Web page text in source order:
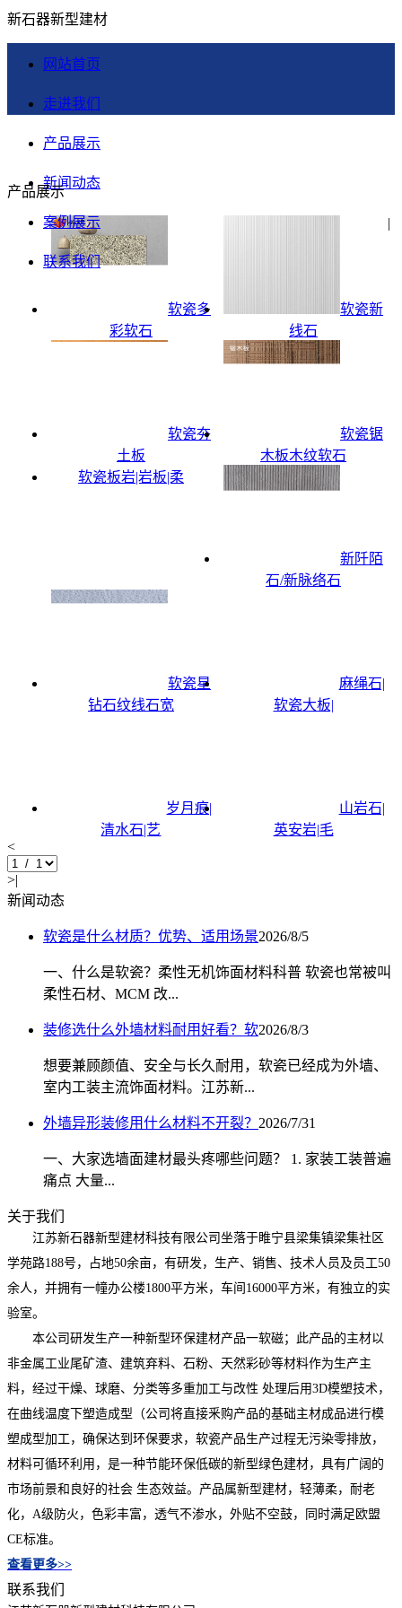
新石器新型建材
网站首页
走进我们
产品展示
新闻动态
案例展示
联系我们
产品展示
软瓷多
彩软石
软瓷新
线石
软瓷夯
土板
软瓷锯
木板木纹软石
软瓷板岩|岩板|柔
新阡陌
石/新脉络石
软瓷星
钻石纹线石宽
麻绳石|
软瓷大板|
岁月痕|
清水石|艺
山岩石|
英安岩|毛
|
<
>|
新闻动态
软瓷是什么材质？优势、适用场景2026/8/5
一、什么是软瓷？柔性无机饰面材料科普 软瓷也常被叫
柔性石材、MCM 改...
装修选什么外墙材料耐用好看？软2026/8/3
想要兼顾颜值、安全与长久耐用，软瓷已经成为外墙、
室内工装主流饰面材料。江苏新...
外墙异形装修用什么材料不开裂？ 2026/7/31
一、大家选墙面建材最头疼哪些问题？ 1. 家装工装普遍
痛点 大量...
关于我们
江苏新石器新型建材科技有限公司坐落于睢宁县梁集镇梁集社区
学苑路188号，占地50余亩，有研发，生产、销售、技术人员及员工50
余人，并拥有一幢办公楼1800平方米，车间16000平方米，有独立的实
验室。
本公司研发生产一种新型环保建材产品一软磁；此产品的主材以
非金属工业尾矿渣、建筑弃料、石粉、天然彩砂等材料作为生产主
料，经过干燥、球磨、分类等多重加工与改性 处理后用3D模塑技术，
在曲线温度下塑造成型（公司将直接釆购产品的基础主材成品进行模
塑成型加工，确保达到环保要求，软瓷产品生产过程无污染零排放，
材料可循环利用，是一种节能环保低碳的新型绿色建材，具有广阔的
市场前景和良好的社会 生态效益。产品属新型建材，轻薄柔，耐老
化，A级防火，色彩丰富，透气不渗水，外贴不空鼓，同时满足欧盟
CE标准。
查看更多>>
联系我们